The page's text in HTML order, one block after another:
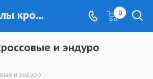
Мотоциклы кроссовые и эндуро ROCKOT - www.kovrovec.ru 0
и эндуро
и эндуро